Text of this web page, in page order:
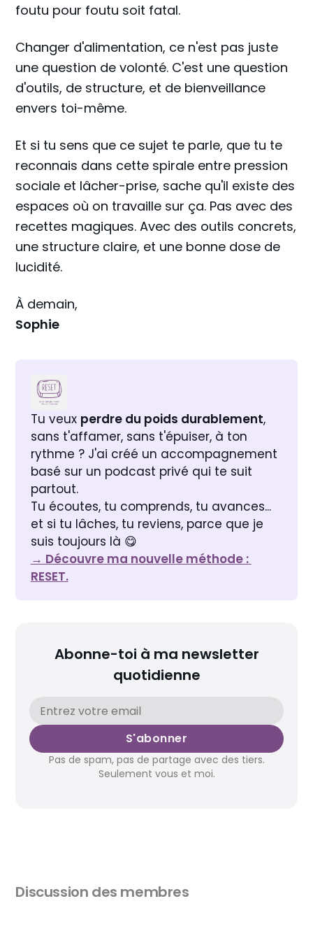
foutu pour foutu soit fatal.
Changer d'alimentation, ce n'est pas juste
une question de volonté. C'est une question
d'outils, de structure, et de bienveillance
envers toi-même.
Et si tu sens que ce sujet te parle, que tu te
reconnais dans cette spirale entre pression
sociale et lâcher-prise, sache qu'il existe des
espaces où on travaille sur ça. Pas avec des
recettes magiques. Avec des outils concrets,
une structure claire, et une bonne dose de
lucidité.
À demain,
Sophie
Tu veux perdre du poids durablement,
sans t'affamer, sans t'épuiser, à ton
rythme ? J'ai créé un accompagnement
basé sur un podcast privé qui te suit
partout.
Tu écoutes, tu comprends, tu avances...
et si tu lâches, tu reviens, parce que je
suis toujours là 😋
→ Découvre ma nouvelle méthode :
RESET.
Abonne-toi à ma newsletter
quotidienne
S'abonner
Pas de spam, pas de partage avec des tiers.
Seulement vous et moi.
Discussion des membres